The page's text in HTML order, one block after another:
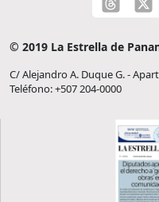
© 2019 La Estrella de
C/ Alejandro A. Duque G. -
Teléfono: +507 204-0000